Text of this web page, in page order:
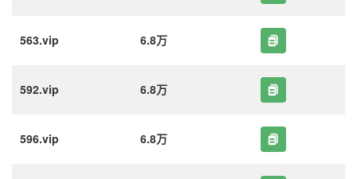
563.vip 6.8万
592.vip 6.8万
596.vip 6.8万